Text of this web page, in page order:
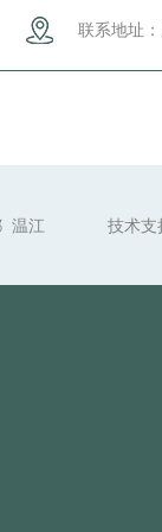
联系地址：
温江 技术支